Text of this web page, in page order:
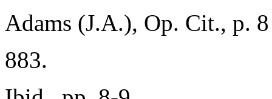
Adams (J.A.), Op. Cit., p. 8
883.